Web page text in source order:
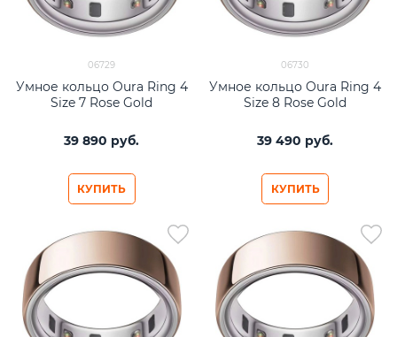
06729
Умное кольцо Oura Ring 4
Size 7 Rose Gold
39 890 руб.
КУПИТЬ
06730
Умное кольцо Oura Ring 4
Size 8 Rose Gold
39 490 руб.
КУПИТЬ